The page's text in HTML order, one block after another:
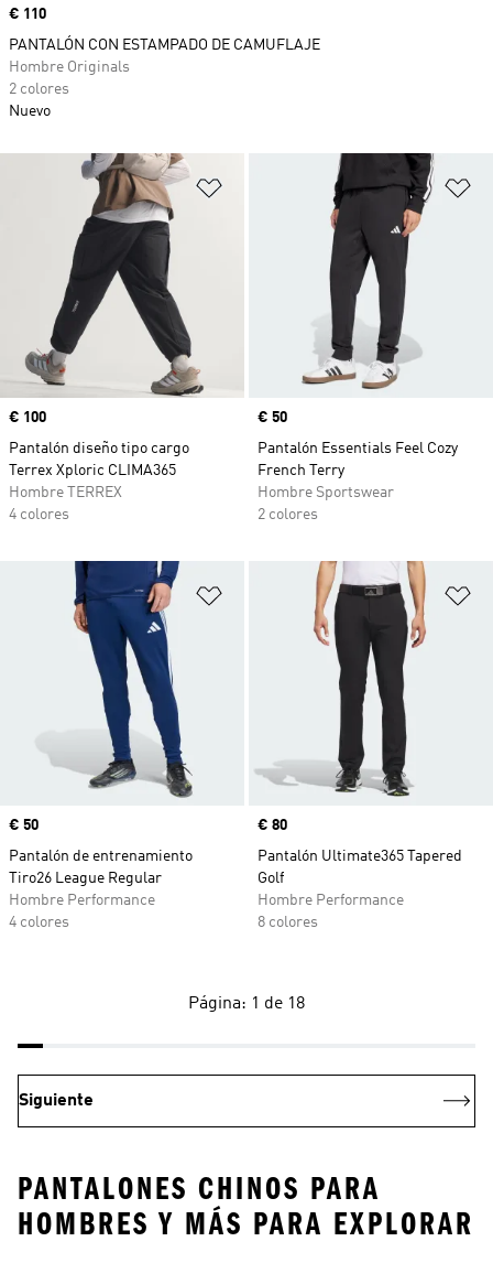
Añadir a la lista de deseos
Precio
€ 100
Pantalón diseño tipo cargo
Terrex Xploric CLIMA365
Hombre TERREX
4 colores
Precio
€ 50
Pantalón Essentials Feel Cozy
French Terry
Hombre Sportswear
2 colores
Añadir a la lista de deseos
Precio
€ 50
Pantalón de entrenamiento
Tiro26 League Regular
Hombre Performance
4 colores
Precio
€ 80
Pantalón Ultimate365 Tapered
Golf
Hombre Performance
8 colores
Precio
€ 110
PANTALÓN CON ESTAMPADO DE CAMUFLAJE
Hombre Originals
2 colores
Nuevo
Página: 1 de 18
Siguiente
PANTALONES CHINOS PARA
HOMBRES Y MÁS PARA EXPLORAR